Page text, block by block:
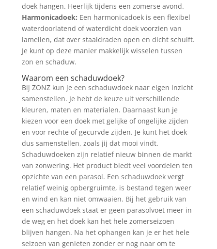
doek hangen. Heerlijk tijdens een zomerse avond.
Harmonicadoek: Een harmonicadoek is een flexibel
waterdoorlatend of waterdicht doek voorzien van
lamellen, dat over staaldraden open en dicht schuift.
Je kunt op deze manier makkelijk wisselen tussen
zon en schaduw.
Waarom een schaduwdoek?
Bij ZONZ kun je een schaduwdoek naar eigen inzicht
samenstellen. Je hebt de keuze uit verschillende
kleuren, maten en materialen. Daarnaast kun je
kiezen voor een doek met gelijke of ongelijke zijden
en voor rechte of gecurvde zijden. Je kunt het doek
dus samenstellen, zoals jij dat mooi vindt.
Schaduwdoeken zijn relatief nieuw binnen de markt
van zonwering. Het product biedt veel voordelen ten
opzichte van een parasol. Een schaduwdoek vergt
relatief weinig opbergruimte, is bestand tegen weer
en wind en kan niet omwaaien. Bij het gebruik van
een schaduwdoek staat er geen parasolvoet meer in
de weg en het doek kan het hele zomerseizoen
blijven hangen. Na het ophangen kan je er het hele
seizoen van genieten zonder er nog naar om te